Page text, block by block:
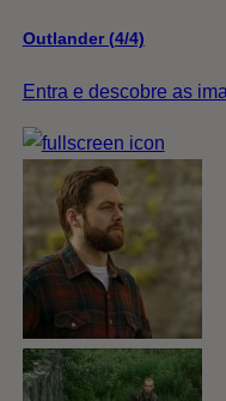
Outlander (4/4)
Entra e descobre as